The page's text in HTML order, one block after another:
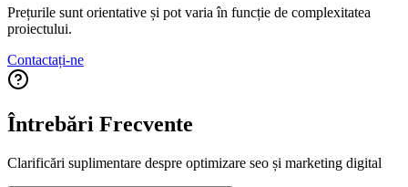
Prețurile sunt orientative și pot varia în funcție de complexitatea
proiectului.
Contactați-ne
Întrebări Frecvente
Clarificări suplimentare despre optimizare seo și marketing digital